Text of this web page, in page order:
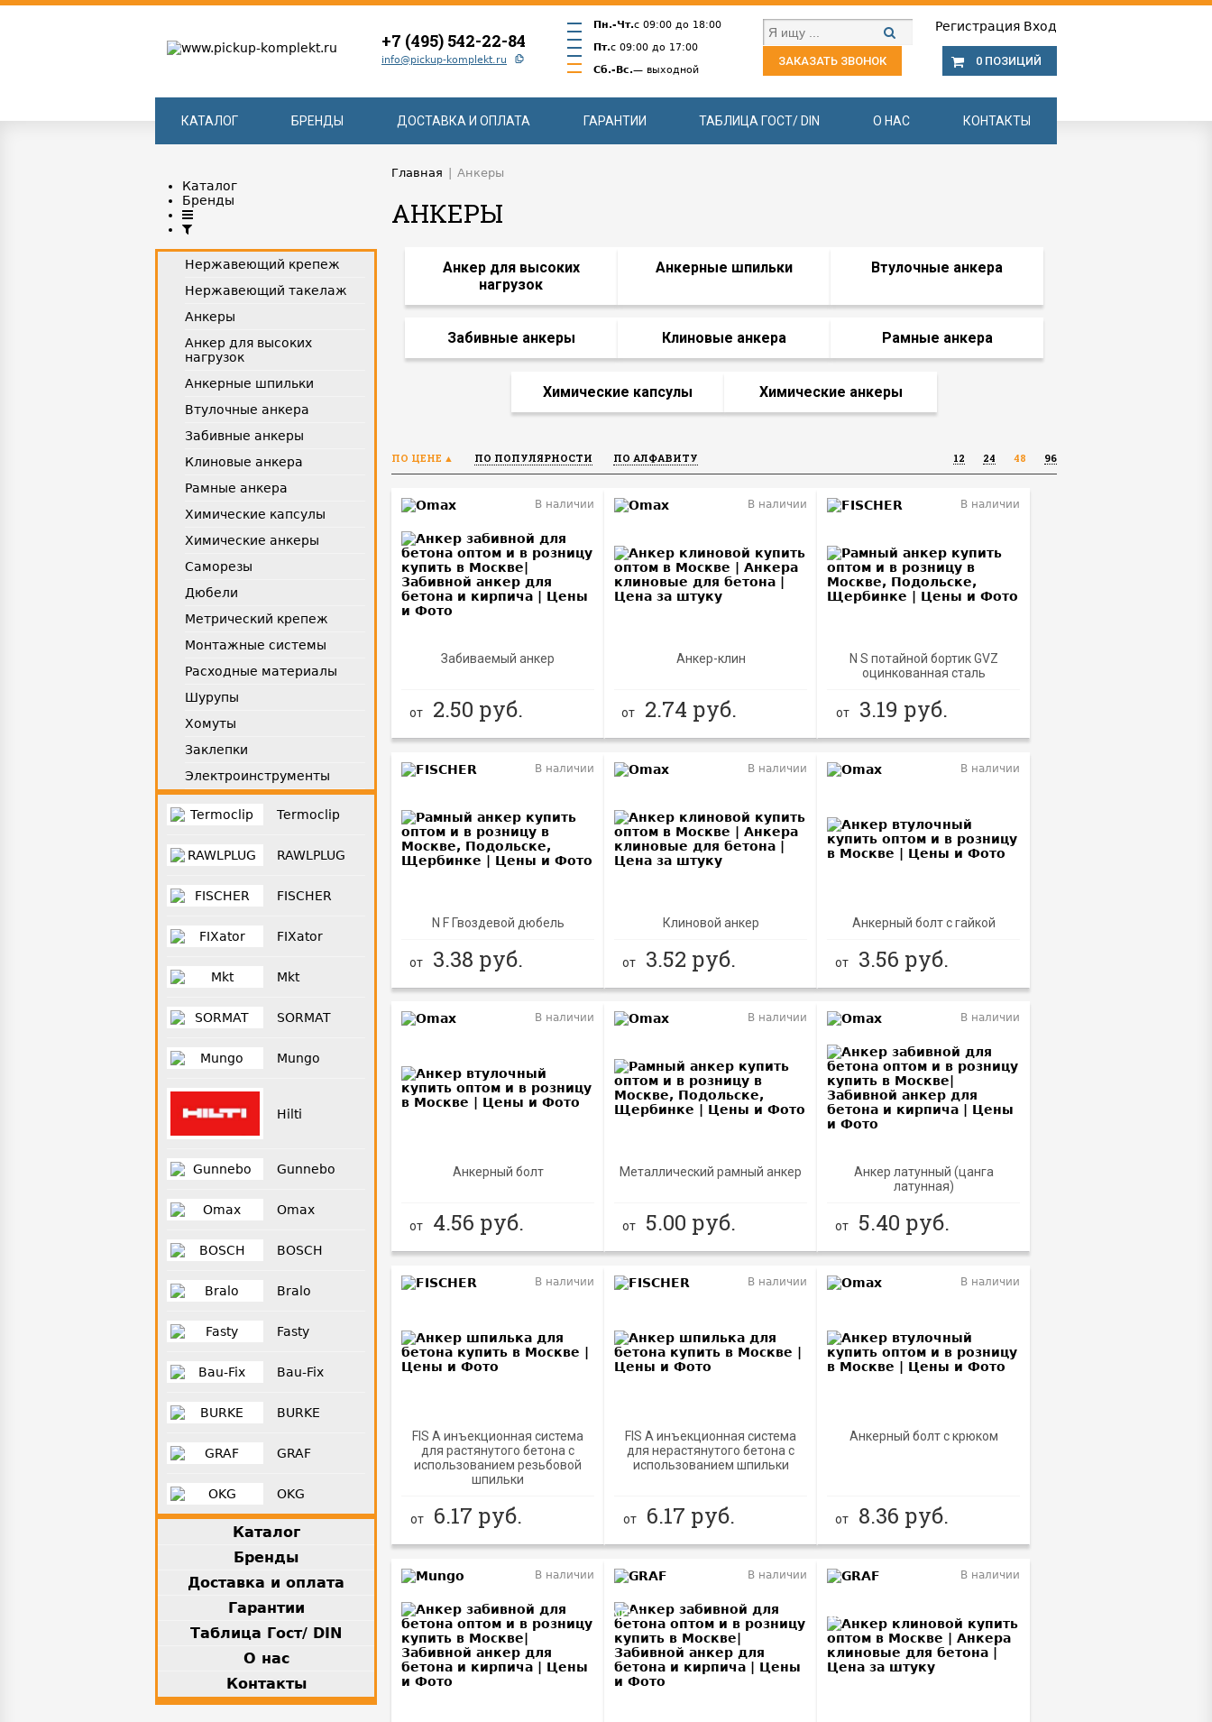
+7 (495) 542-22-84
info@pickup-komplekt.ru
Пн.-Чт.с 09:00 до 18:00
Пт.с 09:00 до 17:00
Сб.-Вс.— выходной
Регистрация Вход
ЗАКАЗАТЬ ЗВОНОК 0 ПОЗИЦИЙ
КАТАЛОГ БРЕНДЫ ДОСТАВКА И ОПЛАТА ГАРАНТИИ ТАБЛИЦА ГОСТ/ DIN О НАС КОНТАКТЫ
Каталог
Бренды
Нержавеющий крепеж
Нержавеющий такелаж
Анкеры
Анкер для высоких
нагрузок
Анкерные шпильки
Втулочные анкера
Забивные анкеры
Клиновые анкера
Рамные анкера
Химические капсулы
Химические анкеры
Саморезы
Дюбели
Метрический крепеж
Монтажные системы
Расходные материалы
Шурупы
Хомуты
Заклепки
Электроинструменты
Termoclip
RAWLPLUG
FISCHER
FIXator
Mkt
SORMAT
Mungo
Hilti
Gunnebo
Omax
BOSCH
Bralo
Fasty
Bau-Fix
BURKE
GRAF
OKG
Каталог
Бренды
Доставка и оплата
Гарантии
Таблица Гост/ DIN
О нас
Контакты
Главная Анкеры
АНКЕРЫ
Анкер для высоких
нагрузок
Анкерные шпильки Втулочные анкера
Забивные анкеры Клиновые анкера Рамные анкера
Химические капсулы Химические анкеры
ПО ЦЕНЕ ПО ПОПУЛЯРНОСТИ ПО АЛФАВИТУ 12 24 48 96
Забиваемый анкер
В наличии
от 2.50 руб.
Анкер-клин
В наличии
от 2.74 руб.
N S потайной бортик GVZ
оцинкованная сталь
В наличии
от 3.19 руб.
N F Гвоздевой дюбель
В наличии
от 3.38 руб.
Клиновой анкер
В наличии
от 3.52 руб.
Анкерный болт с гайкой
В наличии
от 3.56 руб.
Анкерный болт
В наличии
от 4.56 руб.
Металлический рамный анкер
В наличии
от 5.00 руб.
Анкер латунный (цанга
латунная)
В наличии
от 5.40 руб.
FIS A инъекционная система
для растянутого бетона с
использованием резьбовой
шпильки
В наличии
от 6.17 руб.
FIS A инъекционная система
для нерастянутого бетона с
использованием шпильки
В наличии
от 6.17 руб.
Анкерный болт с крюком
В наличии
от 8.36 руб.
В наличии
NEW
В наличии
NEW
В наличии